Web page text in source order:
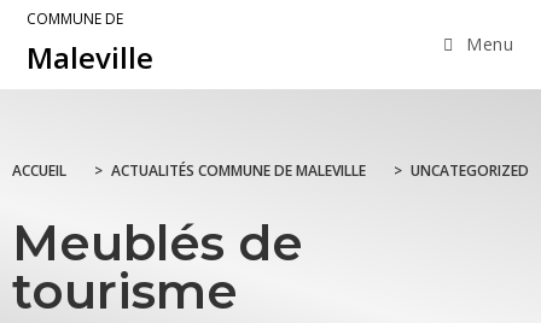
COMMUNE DE
Maleville Menu
ACCUEIL > ACTUALITÉS COMMUNE DE MALEVILLE > UNCATEGORIZED
Meublés de
tourisme